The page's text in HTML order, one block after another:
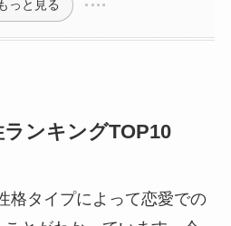
っと見る
ンキングTOP10
格タイプによって恋愛での